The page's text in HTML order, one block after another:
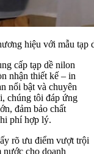
hiệu với mẫu tạp
cấp tạp dề nilon
nhận thiết kế – in
nổi bật và chuyên
chúng tôi đáp ứng
đảm bảo chất
phí hợp lý.
rõ ưu điểm vượt trội
nước cho doanh